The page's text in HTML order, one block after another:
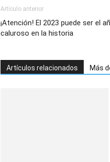
Artículo anterior
¡Atención! El 2023 puede ser el
caluroso en la historia
Artículos relacionados Más